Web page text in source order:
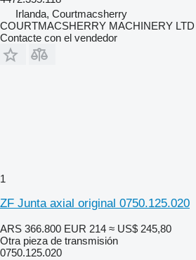
Irlanda, Courtmacsherry
COURTMACSHERRY MACHINERY LTD
Contacte con el vendedor
1
ZF Junta axial original 0750.125.020
ARS 366.800 EUR 214 ≈ US$ 245,80
Otra pieza de transmisión
0750.125.020